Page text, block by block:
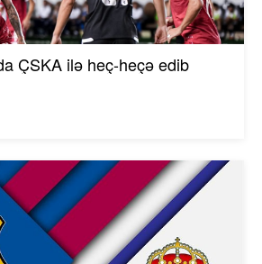
ÇSKA ilə heç-heçə edib